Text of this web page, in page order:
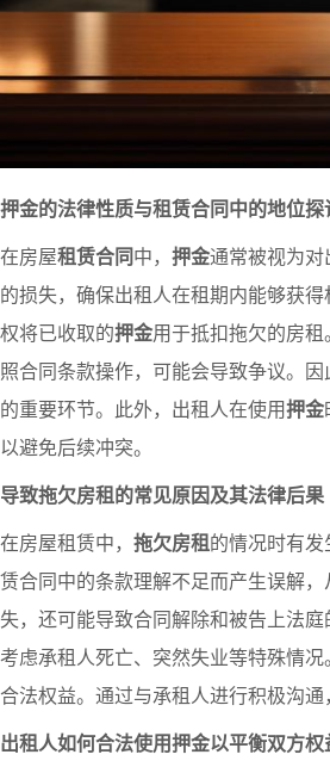
押金的法律性质与租赁合同中的地位探
在房屋租赁合同中， 押金通常被视为
的损失，确保出租人在租期内能够获
权将已收取的押金用于抵扣拖欠的房
照合同条款操作，可能会导致争议。
的重要环节。此外，出租人在使用押金
以避免后续冲突。
导致拖欠房租的常见原因及其法律后果
在房屋租赁中， 拖欠房租的情况时有
赁合同中的条款理解不足而产生误解，
失，还可能导致合同解除和被告上法
考虑承租人死亡、突然失业等特殊情
合法权益。通过与承租人进行积极沟
出租人如何合法使用押金以平衡双方权